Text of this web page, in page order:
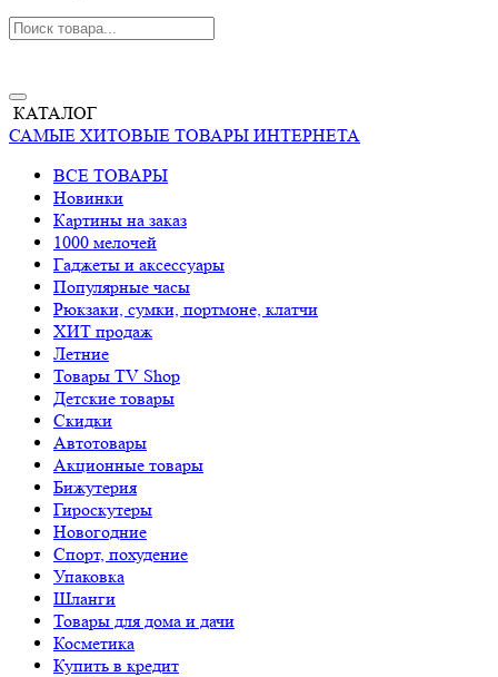
КАТАЛОГ
САМЫЕ ХИТОВЫЕ ТОВАРЫ ИНТЕРНЕТА
ВСЕ ТОВАРЫ
Новинки
Картины на заказ
1000 мелочей
Гаджеты и аксессуары
Популярные часы
Рюкзаки, сумки, портмоне, клатчи
ХИТ продаж
Летние
Товары TV Shop
Детские товары
Cкидки
Автотовары
Акционные товары
Бижутерия
Гироскутеры
Новогодние
Спорт, похудение
Упаковка
Шланги
Товары для дома и дачи
Косметика
Купить в кредит